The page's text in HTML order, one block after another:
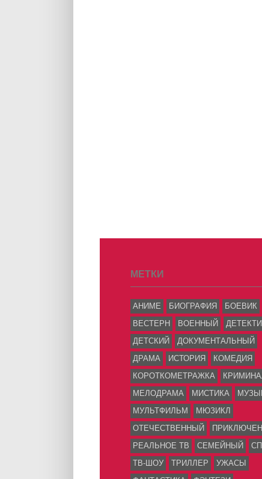
МЕТКИ
АНИМЕ БИОГРАФИЯ
БОЕВИК
ВЕСТЕРН
ВОЕННЫЙ
ДЕТСКИЙ
ДОКУМЕНТАЛЬНЫЙ
ДРАМА
ИСТОРИЯ
КОМЕДИЯ
КОРОТКОМЕТРАЖКА
МЕЛОДРАМА
МИСТИКА
МУЛЬТФИЛЬМ
МЮЗИКЛ
ОТЕЧЕСТВЕННЫЙ
РЕАЛЬНОЕ ТВ
СЕМЕЙНЫЙ
ТВ-ШОУ
ТРИЛЛЕР
УЖАСЫ